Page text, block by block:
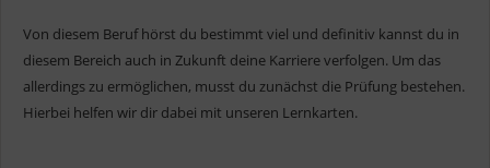
Von diesem Beruf hörst du bestimmt viel und definitiv kannst du in
diesem Bereich auch in Zukunft deine Karriere verfolgen. Um das
allerdings zu ermöglichen, musst du zunächst die Prüfung bestehen.
Hierbei helfen wir dir dabei mit unseren Lernkarten.